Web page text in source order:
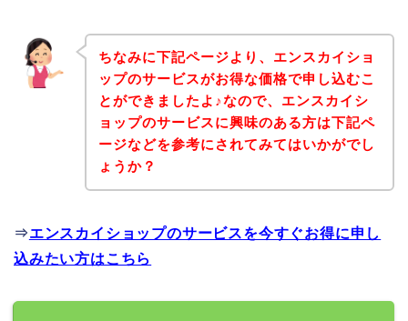
ちなみに下記ページより、エンスカイショ
ップのサービスがお得な価格で申し込むこ
とができましたよ♪なので、エンスカイシ
ョップのサービスに興味のある方は下記ペ
ージなどを参考にされてみてはいかがでし
ょうか？
⇒エンスカイショップのサービスを今すぐお得に申し
込みたい方はこちら